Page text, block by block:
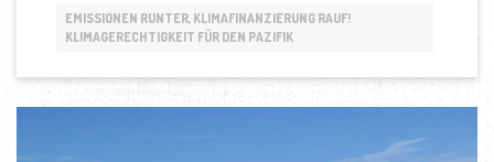
AUF
INSELSTAATEN
PAZIFIK“
EMISSIONEN RUNTER, KLIMAFINANZIERUNG RAUF!
KLIMAGERECHTIGKEIT FÜR DEN PAZIFIK